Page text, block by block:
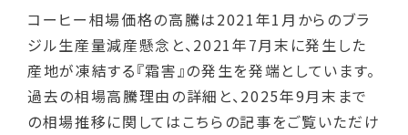
コーヒー相場価格の高騰は2021年1月からのブラ
ジル生産量減産懸念と、2021年7月末に発生した
産地が凍結する『霜害』の発生を発端としています。
過去の相場高騰理由の詳細と、2025年9月末まで
の相場推移に関してはこちらの記事をご覧いただけ